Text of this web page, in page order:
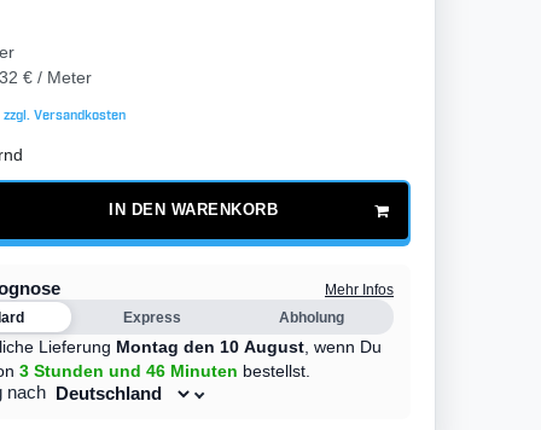
€ / Meter
zzgl. Versandkosten
IN DEN WARENKORB
Mehr Infos
Express Abholung
Lieferung Montag den 10 August wenn Du
3 Stunden und 46 Minuten bestellst.
nach